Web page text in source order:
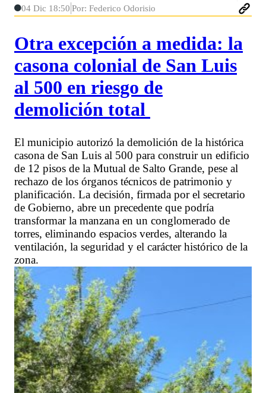
04 Dic 18:50 Por: Federico Odorisio
Otra excepción a medida: la
casona colonial de San Luis
al 500 en riesgo de
demolición total
El municipio autorizó la demolición de la histórica
casona de San Luis al 500 para construir un edificio
de 12 pisos de la Mutual de Salto Grande, pese al
rechazo de los órganos técnicos de patrimonio y
planificación. La decisión, firmada por el secretario
de Gobierno, abre un precedente que podría
transformar la manzana en un conglomerado de
torres, eliminando espacios verdes, alterando la
ventilación, la seguridad y el carácter histórico de la
zona.